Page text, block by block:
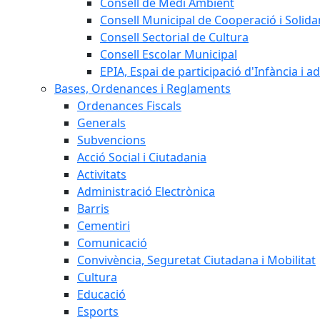
Consell Municipal de Cooperació i
Consell Sectorial de Cultura
Consell Escolar Municipal
EPIA, Espai de participació d'Infància i
Bases, Ordenances i Reglaments
Ordenances Fiscals
Generals
Subvencions
Acció Social i Ciutadania
Activitats
Administració Electrònica
Barris
Cementiri
Comunicació
Convivència, Seguretat Ciutadana i Mobilitat
Cultura
Educació
Esports